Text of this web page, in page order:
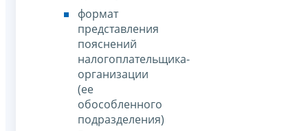
формат
представления
пояснений
налогоплательщика-
организации
(ее
обособленного
подразделения)